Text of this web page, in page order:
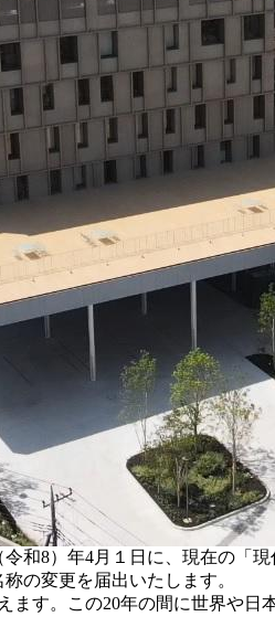
和8）年4月１日に、現在の
の変更を届出いたします。
ます。この20年の間に世界や